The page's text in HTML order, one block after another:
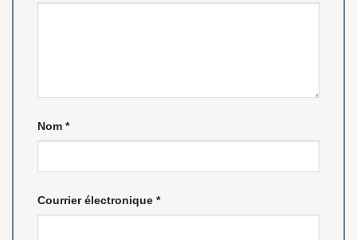
Nom *
Courrier électronique *